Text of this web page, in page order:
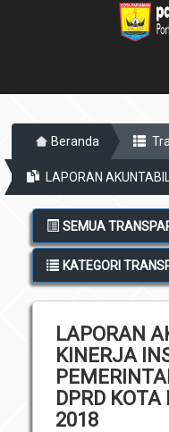
Beranda
LAPORAN
SEMUA
KATEGORI
LAPORAN
KINERJA
DPRD
2018